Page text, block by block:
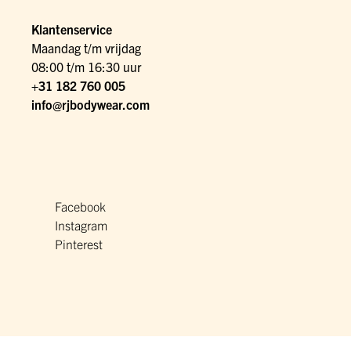
Klantenservice
Maandag t/m vrijdag
08:00 t/m 16:30 uur
+31 182 760 005
info@rjbodywear.com
Facebook
Instagram
Pinterest